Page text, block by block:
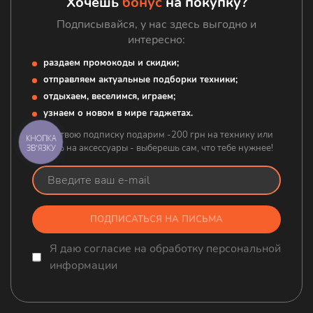
Подписывайся, у нас здесь выгодно и
интересно:
раздаем промокоды и скидки;
отправляем актуальные подборки техники;
отдыхаем, веселимся, играем;
узнаем о новом в мире гаджетах.
А за твою подписку подарим -200 грн на технику или
-20% на аксессуары - выберешь сам, что тебе нужнее!
ПОДПИСАТЬСЯ НА ПИСЬМА
Я даю согласие на обработку персональной
информации
КНОПКА
ЗВ'ЯЗКУ